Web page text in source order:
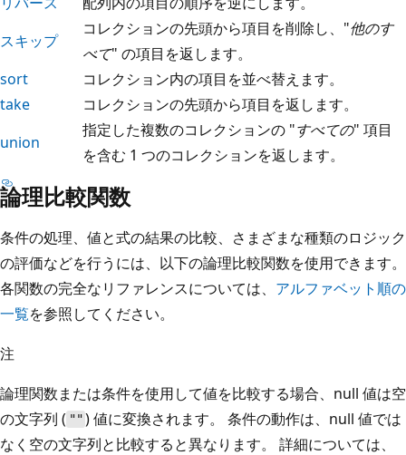
スキップ
コレクションの先頭から項目を削除し、"他のす
べて" の項目を返します。
sort
コレクション内の項目を並べ替えます。
take
コレクションの先頭から項目を返します。
union
指定した複数のコレクションの "すべての" 項目
を含む 1 つのコレクションを返します。
論理比較関数
条件の処理、値と式の結果の比較、さまざまな種類のロジック
の評価などを行うには、以下の論理比較関数を使用できます。
各関数の完全なリファレンスについては、 アルファベット順の
一覧を参照してください。
注
論理関数または条件を使用して値を比較する場合、null 値は空
の文字列 ( "" ) 値に変換されます。 条件の動作は、null 値では
なく空の文字列と比較すると異なります。 詳細については、